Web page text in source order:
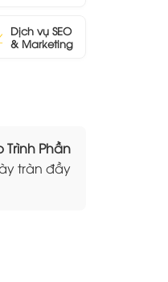
Dịch vụ SEO
& Marketing
Trình Phần
tràn đầy